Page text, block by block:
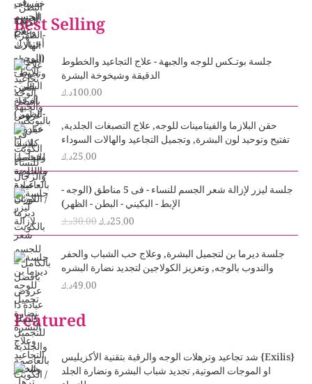
Best Selling
جلسة بوتـكس للوجه والجبهة - علاج التجاعيد والخطوط
الدقيقة وشيخوخة البشرة
100.00د.ك
حقن البلازما والفيتامينات للوجه, علاج التصبغات الجلدية,
تفتيح وتوحيد لون البشرة, وتجميل التجاعيد والهالات السوداء
25.00د.ك
جلسة ليزر لإزالة شعر الجسم للنساء - فى 5 مناطق (الوجه -
الإبط - البكيني - البطن - الظهر)
30.00د.ك
O
r
i
g
i
n
a
e
w
a
25.00د.ك
u
r
e
n
t
i
s
:
جلسة ديرما بن لتجميل البشرة, وعلاج حب الشباب والحفر
والندوب بالوجه, وتعزيز الكولاجين لتجديد نضارة البشره
49.00د.ك
Featured
شد تجاعيد وترهلات الوجه والرقبة بتقنية الأكزيليس {Exilis}
او الموجات الصوتية, تجديد شباب البشرة ونضارة الجلد